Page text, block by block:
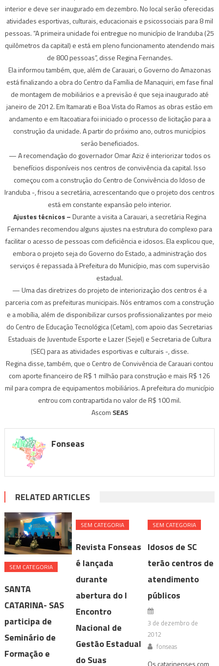
interior e deve ser inaugurado em dezembro. No local serão oferecidas
atividades esportivas, culturais, educacionais e psicossociais para 8 mil
pessoas. “A primeira unidade foi entregue no município de Iranduba (25
quilômetros da capital) e está em pleno funcionamento atendendo mais
de 800 pessoas”, disse Regina Fernandes.
Ela informou também, que, além de Carauari, o Governo do Amazonas
está finalizando a obra do Centro da Família de Manaquiri, em fase final
de montagem de mobiliários e a previsão é que seja inaugurado até
janeiro de 2012. Em Itamarati e Boa Vista do Ramos as obras estão em
andamento e em Itacoatiara foi iniciado o processo de licitação para a
construção da unidade. A partir do próximo ano, outros municípios
serão beneficiados.
— A recomendação do governador Omar Aziz é interiorizar todos os
benefícios disponíveis nos centros de convivência da capital. Isso
começou com a construção do Centro de Convivência do Idoso de
Iranduba -, frisou a secretária, acrescentando que o projeto dos centros
está em constante expansão pelo interior.
Ajustes técnicos –Durante a visita a Carauari, a secretária Regina
Fernandes recomendou alguns ajustes na estrutura do complexo para
facilitar o acesso de pessoas com deficiência e idosos. Ela explicou que,
embora o projeto seja do Governo do Estado, a administração dos
serviços é repassada à Prefeitura do Município, mas com supervisão
estadual.
— Uma das diretrizes do projeto de interiorização dos centros é a
parceria com as prefeituras municipais. Nós entramos com a construção
e a mobília, além de disponibilizar cursos profissionalizantes por meio
do Centro de Educação Tecnológica (Cetam), com apoio das Secretarias
Estaduais de Juventude Esporte e Lazer (Sejel) e Secretaria de Cultura
(SEC) para as atividades esportivas e culturais -, disse.
Regina disse, também, que o Centro de Convivência de Carauari contou
com aporte financeiro de R$ 1 milhão para construção e mais R$ 126
mil para compra de equipamentos mobiliários. A prefeitura do município
entrou com contrapartida no valor de R$ 100 mil.
Ascom SEAS
Fonseas
RELATED ARTICLES
SEM CATEGORIA
SANTA
CATARINA- SAS
participa de
Seminário de
Formação e
SEM CATEGORIA
Revista Fonseas
é lançada
durante
abertura do I
Encontro
Nacional de
Gestão Estadual
do Suas
SEM CATEGORIA
Idosos de SC
terão centros de
atendimento
públicos
3 de dezembro de
2012
fonseas